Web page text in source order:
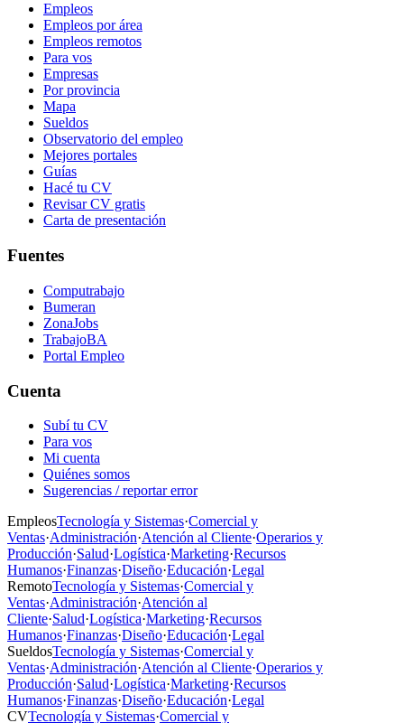
Empleos
Empleos por área
Empleos remotos
Para vos
Empresas
Por provincia
Mapa
Sueldos
Observatorio del empleo
Mejores portales
Guías
Hacé tu CV
Revisar CV gratis
Carta de presentación
Fuentes
Computrabajo
Bumeran
ZonaJobs
TrabajoBA
Portal Empleo
Cuenta
Subí tu CV
Para vos
Mi cuenta
Quiénes somos
Sugerencias / reportar error
EmpleosTecnología y Sistemas·Comercial y
Ventas·Administración·Atención al Cliente·Operarios y
Producción·Salud·Logística·Marketing·Recursos
Humanos·Finanzas·Diseño·Educación·Legal
RemotoTecnología y Sistemas·Comercial y
Ventas·Administración·Atención al
Cliente·Salud·Logística·Marketing·Recursos
Humanos·Finanzas·Diseño·Educación·Legal
SueldosTecnología y Sistemas·Comercial y
Ventas·Administración·Atención al Cliente·Operarios y
Producción·Salud·Logística·Marketing·Recursos
Humanos·Finanzas·Diseño·Educación·Legal
CVTecnología y Sistemas·Comercial y